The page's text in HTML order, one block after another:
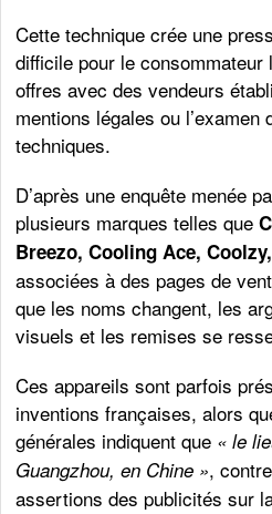
Cette technique crée une
difficile pour le consommateur
offres avec des vendeurs
mentions légales ou
techniques.
D’après une enquête menée
plusieurs marques telles que
Breezo, Cooling Ace,
associées à des pages de
que les noms changent, les
visuels et les remises se
Ces appareils sont parfois
inventions françaises, alors
générales indiquent que « le
Guangzhou, en Chine »,
assertions des publicités sur